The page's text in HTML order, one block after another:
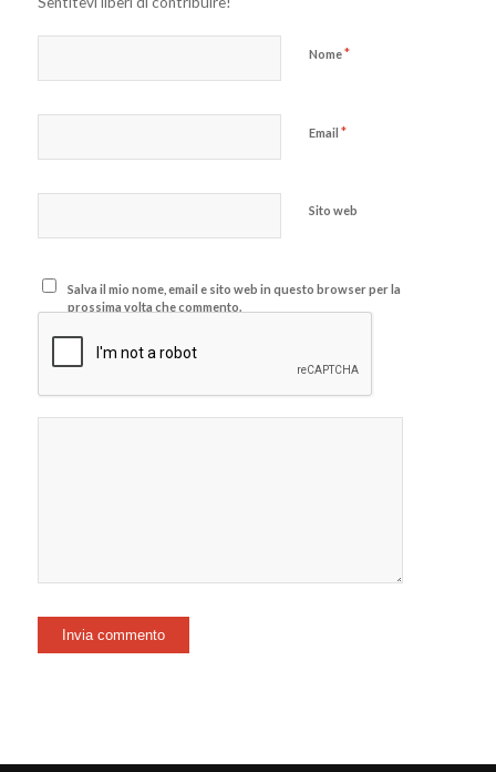
Nome*
Email *
Sito web
Salva il mio nome, email e sito web in questo browser per la
prossima volta che commento.